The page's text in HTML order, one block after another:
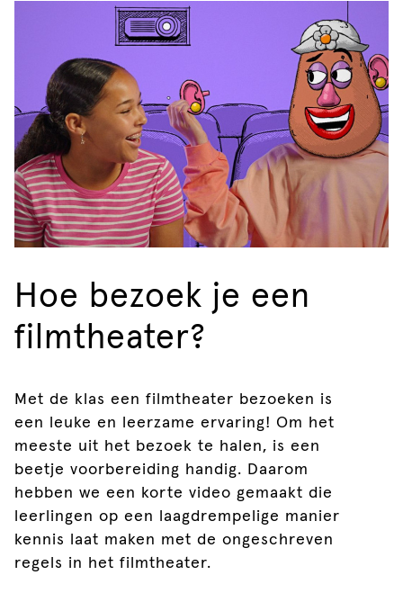
Hoe bezoek je een
filmtheater?
Met de klas een filmtheater bezoeken is
een leuke en leerzame ervaring! Om het
meeste uit het bezoek te halen, is een
beetje voorbereiding handig. Daarom
hebben we een korte video gemaakt die
leerlingen op een laagdrempelige manier
kennis laat maken met de ongeschreven
regels in het filmtheater.